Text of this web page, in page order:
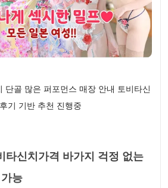
단골 많은 퍼포먼스 매장 안내 토비타신
기 기반 추천 진행중
타신치가격 바가지 걱정 없는
능